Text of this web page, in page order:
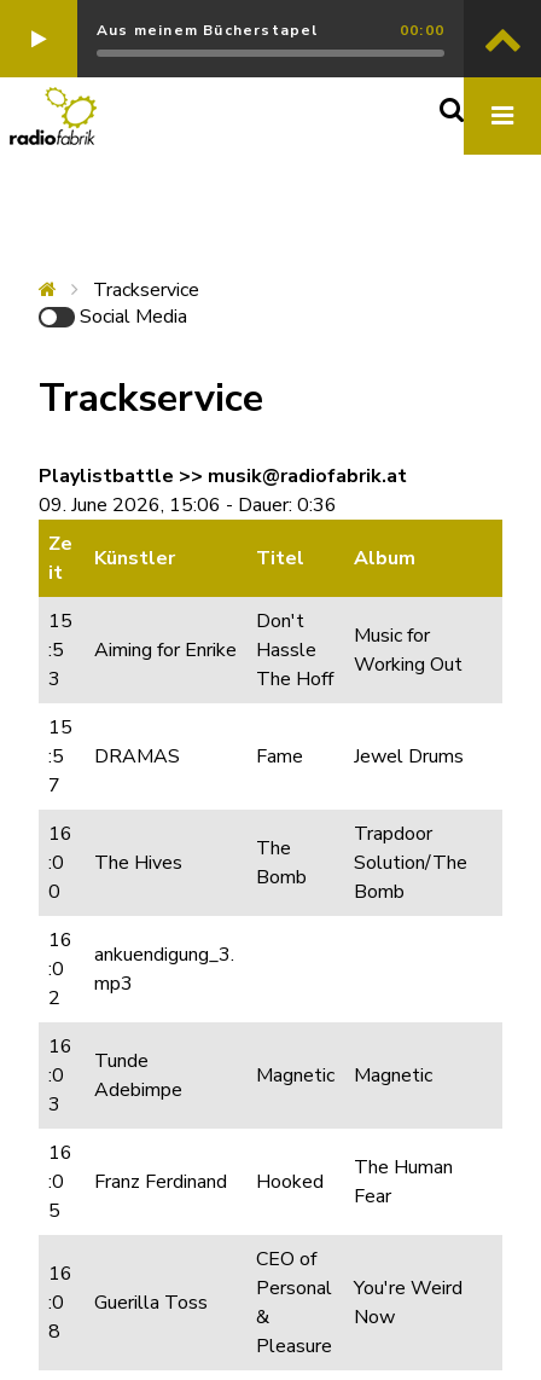
Aus meinem Bücherstapel 00:00
Trackservice
Social Media
Trackservice
Playlistbattle >> musik@radiofabrik.at
09. June 2026, 15:06 - Dauer: 0:36
Ze
it
Künstler Titel Album
15
:5
3
Aiming for Enrike
Don't
Hassle
The Hoff
Music for
Working Out
15
:5
7
DRAMAS Fame Jewel Drums
16
:0
0
The Hives
The
Bomb
Trapdoor
Solution/The
Bomb
16
:0
2
ankuendigung_3.
mp3
16
:0
3
Tunde
Adebimpe
Magnetic Magnetic
16
:0
5
Franz Ferdinand Hooked
The Human
Fear
16
:0
8
Guerilla Toss
CEO of
Personal
&
Pleasure
You're Weird
Now